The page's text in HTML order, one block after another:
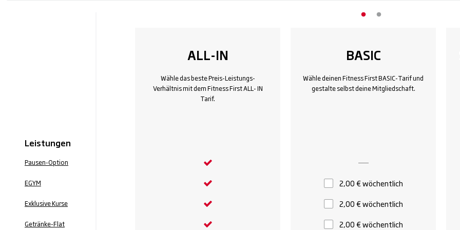
Leistungen
Pausen-Option
EGYM
Exklusive Kurse
Getränke-Flat
ALL-IN
Wähle das beste Preis-Leistungs-
Verhältnis mit dem Fitness First ALL- IN
Tarif.
BASIC
Wähle deinen Fitness First BASIC-Tarif und
gestalte selbst deine Mitgliedschaft.
2,00 € wöchentlich
2,00 € wöchentlich
2,00 € wöchentlich